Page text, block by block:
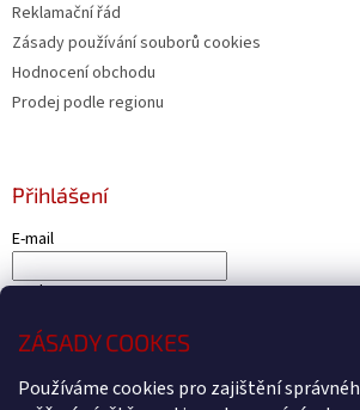
ZÁSADY COOKES
Používáme cookies pro zajištění
Reklamační řád
Zásady používání souborů cookies
Hodnocení obchodu
Prodej podle regionu
Přihlášení
E-mail
Heslo
PŘIHLÁSIT SE
Nová registraceZapomenuté heslo